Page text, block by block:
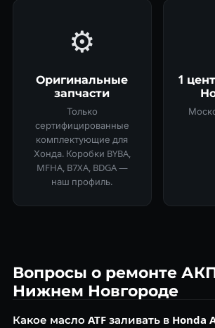
⚙️
Оригинальные
запчасти
Только
сертифицированные
комплектующие для
Хонда. Коробки BYBA,
MFHA, B7XA, BDGA —
наш профиль.
1
Вопросы о ремонте
Нижнем Новгороде
Какое масло ATF заливать в Honda